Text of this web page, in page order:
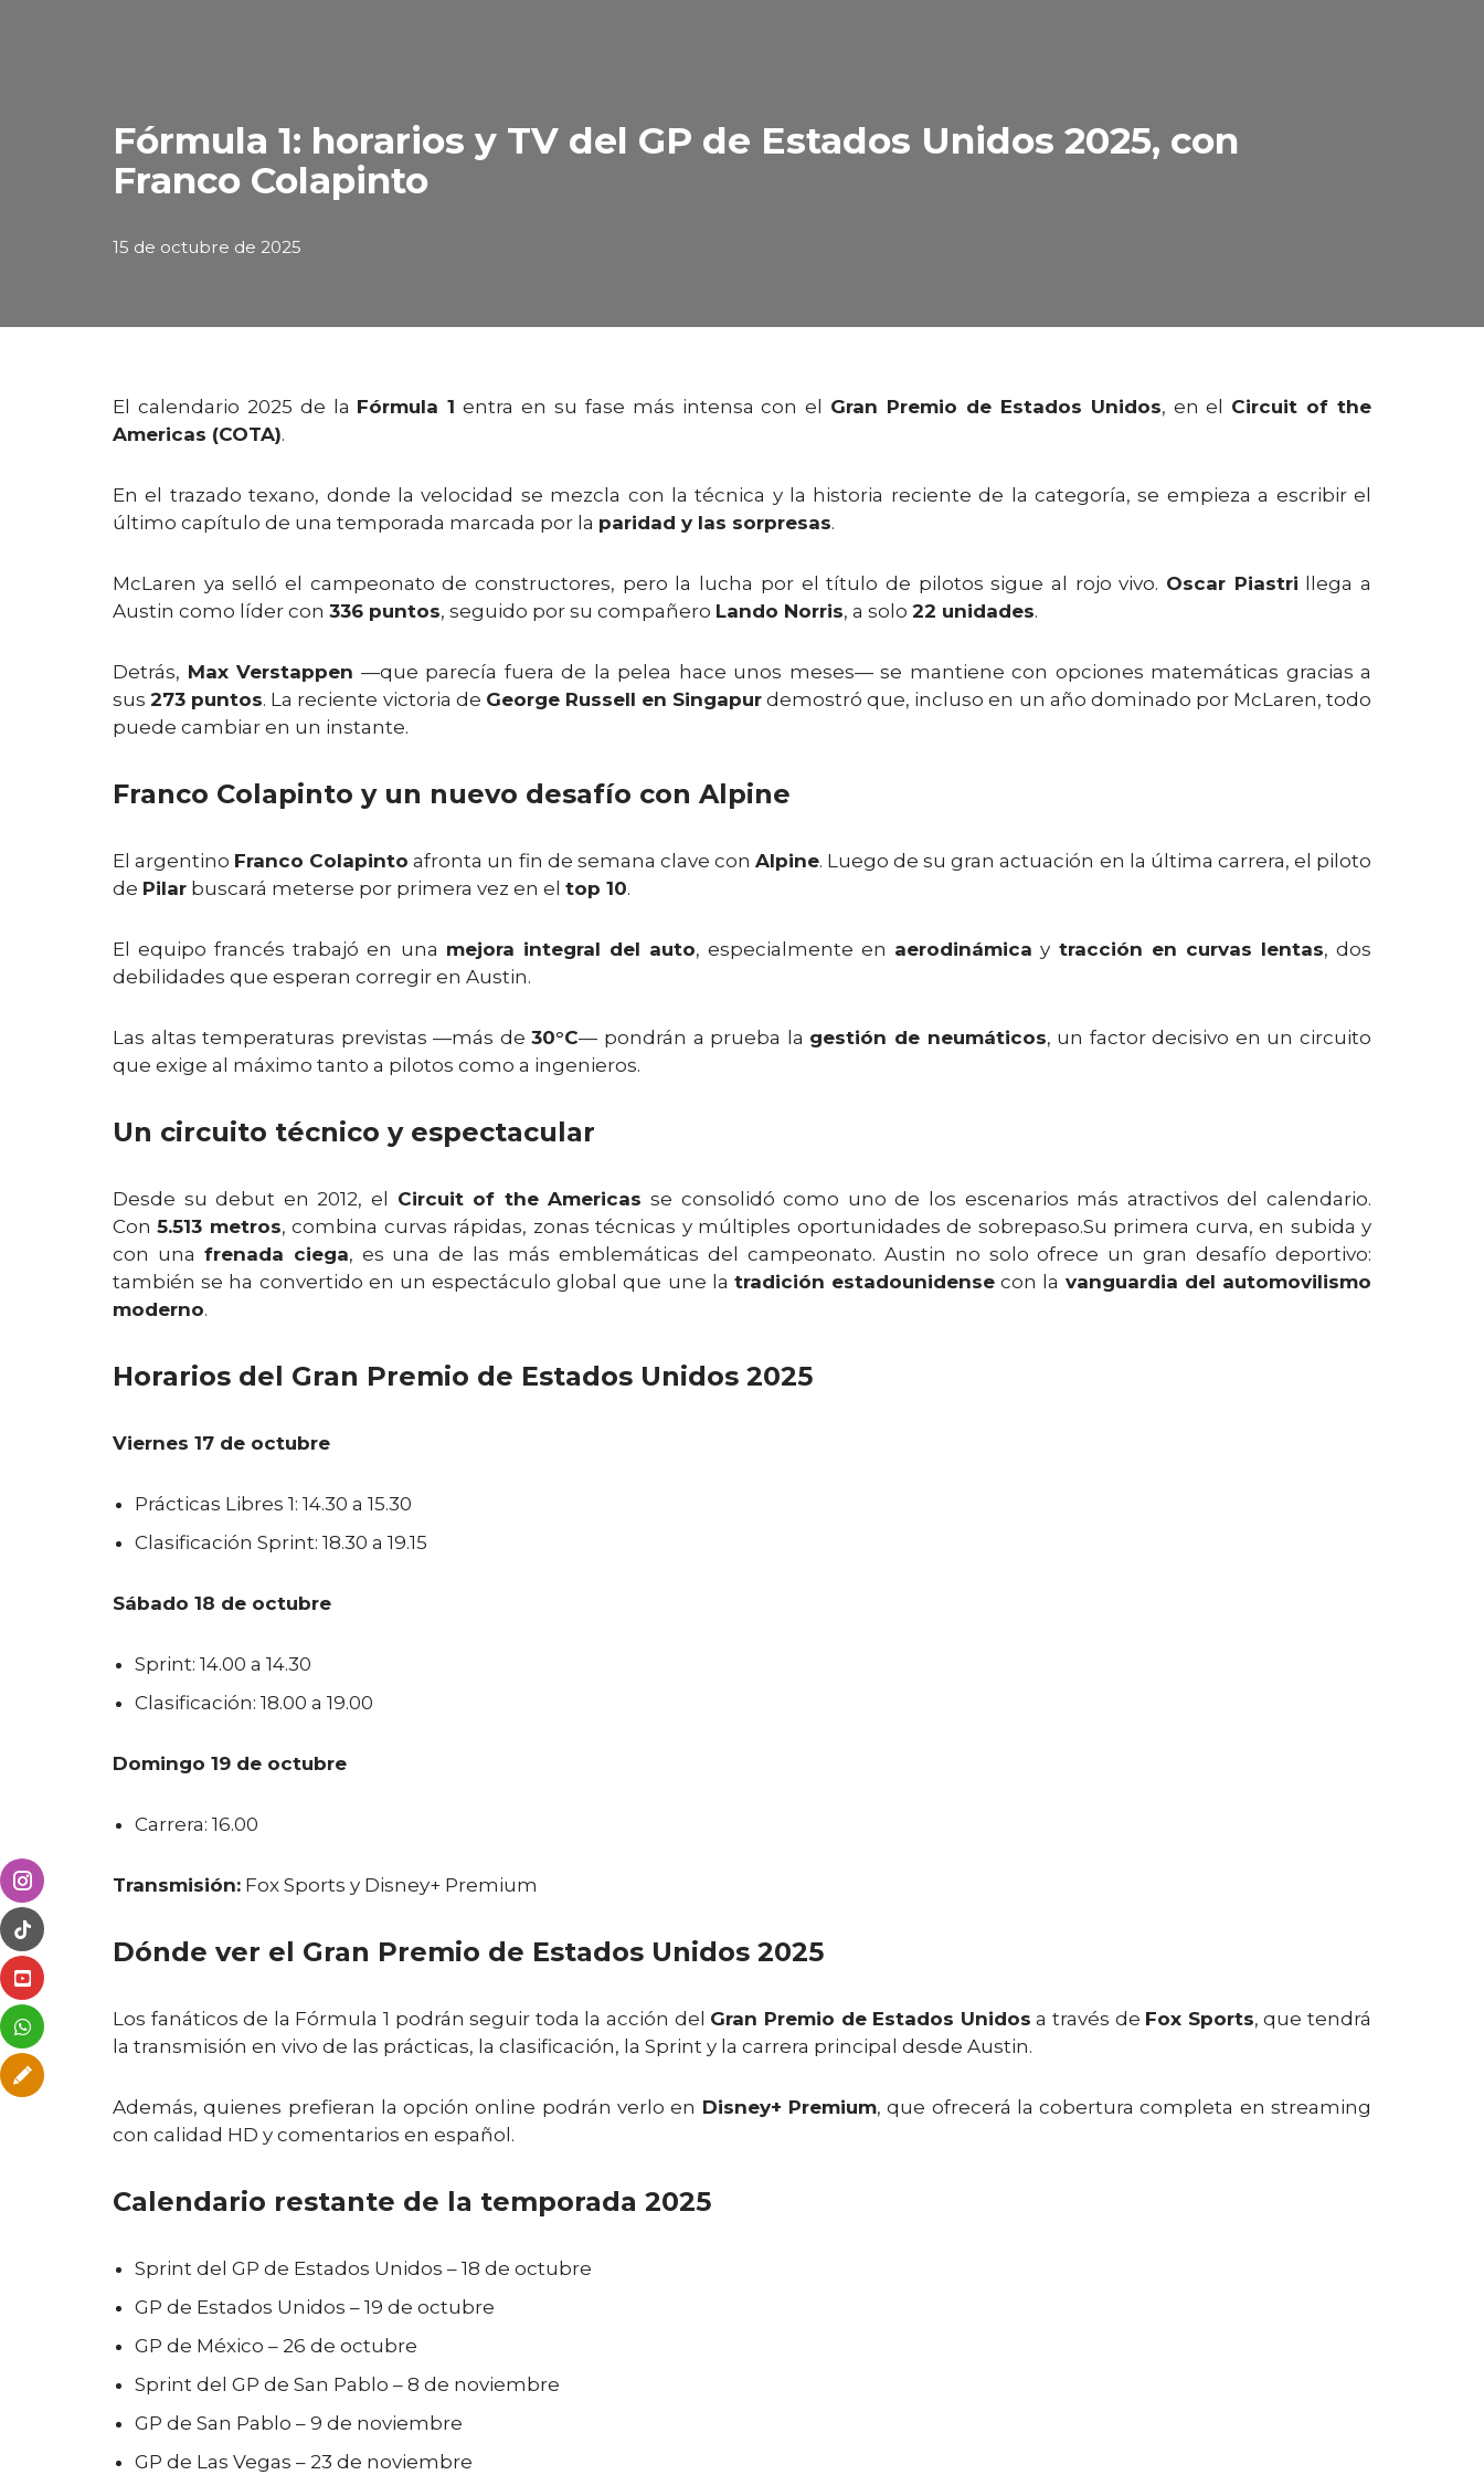
Fórmula 1: horarios y TV del GP de Estados Unidos 2025, con
Franco Colapinto
15 de octubre de 2025
El calendario 2025 de la Fórmula 1 entra en su fase más intensa con el Gran Premio de Estados Unidos, en el Circuit of the
Americas (COTA).
En el trazado texano, donde la velocidad se mezcla con la técnica y la historia reciente de la categoría, se empieza a escribir el
último capítulo de una temporada marcada por la paridad y las sorpresas.
McLaren ya selló el campeonato de constructores, pero la lucha por el título de pilotos sigue al rojo vivo. Oscar Piastri llega a
Austin como líder con 336 puntos, seguido por su compañero Lando Norris, a solo 22 unidades.
Detrás, Max Verstappen —que parecía fuera de la pelea hace unos meses— se mantiene con opciones matemáticas gracias a
sus273 puntos. La reciente victoria de George Russell en Singapur demostró que, incluso en un año dominado por McLaren, todo
puede cambiar en un instante.
Franco Colapinto y un nuevo desafío con Alpine
El argentino Franco Colapinto afronta un fin de semana clave conAlpine. Luego de su gran actuación en la última carrera, el piloto
de Pilar buscará meterse por primera vez en el top 10.
El equipo francés trabajó en una mejora integral del auto, especialmente en aerodinámica y tracción en curvas lentas, dos
debilidades que esperan corregir en Austin.
Las altas temperaturas previstas —más de30°C— pondrán a prueba la gestión de neumáticos, un factor decisivo en un circuito
que exige al máximo tanto a pilotos como a ingenieros.
Un circuito técnico y espectacular
Desde su debut en 2012, el Circuit of the Americas se consolidó como uno de los escenarios más atractivos del calendario.
Con5.513 metros, combina curvas rápidas, zonas técnicas y múltiples oportunidades de sobrepaso.Su primera curva, en subida y
con una frenada ciega, es una de las más emblemáticas del campeonato. Austin no solo ofrece un gran desafío deportivo:
también se ha convertido en un espectáculo global que une la tradición estadounidense con la vanguardia del automovilismo
moderno.
Horarios del Gran Premio de Estados Unidos 2025
Viernes 17 de octubre
Prácticas Libres 1: 14.30 a 15.30
Clasificación Sprint: 18.30 a 19.15
Sábado 18 de octubre
Sprint: 14.00 a 14.30
Clasificación: 18.00 a 19.00
Domingo 19 de octubre
Carrera: 16.00
Transmisión: Fox Sports y Disney+ Premium
Dónde ver el Gran Premio de Estados Unidos 2025
Los fanáticos de la Fórmula 1 podrán seguir toda la acción del Gran Premio de Estados Unidos a través de Fox Sports, que tendrá
la transmisión en vivo de las prácticas, la clasificación, la Sprint y la carrera principal desde Austin.
Además, quienes prefieran la opción online podrán verlo en Disney+ Premium, que ofrecerá la cobertura completa en streaming
con calidad HD y comentarios en español.
Calendario restante de la temporada 2025
Sprint del GP de Estados Unidos – 18 de octubre
GP de Estados Unidos – 19 de octubre
GP de México – 26 de octubre
Sprint del GP de San Pablo – 8 de noviembre
GP de San Pablo – 9 de noviembre
GP de Las Vegas – 23 de noviembre